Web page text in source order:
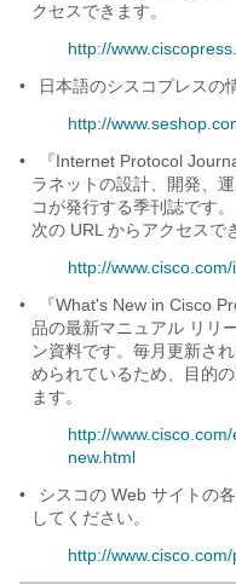
クセスできます。
http://
•
日本語のシスコプレスの
http://
•
『Internet Protocol
ラネットの設計、開発、
コが発行する季刊誌です
次の URL からアクセスで
http://www.cisco.com/
•
『What's New in Cisco
品の最新マニュアル リリ
ン資料です。毎月更新さ
められているため、目的
ます。
http://
new.html
•
シスコの Web サイトの
してください。
http://